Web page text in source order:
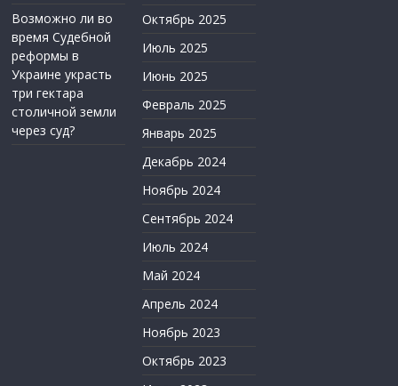
Возможно ли во
время Судебной
реформы в
Украине украсть
три гектара
столичной земли
через суд?
Октябрь 2025
Июль 2025
Июнь 2025
Февраль 2025
Январь 2025
Декабрь 2024
Ноябрь 2024
Сентябрь 2024
Июль 2024
Май 2024
Апрель 2024
Ноябрь 2023
Октябрь 2023